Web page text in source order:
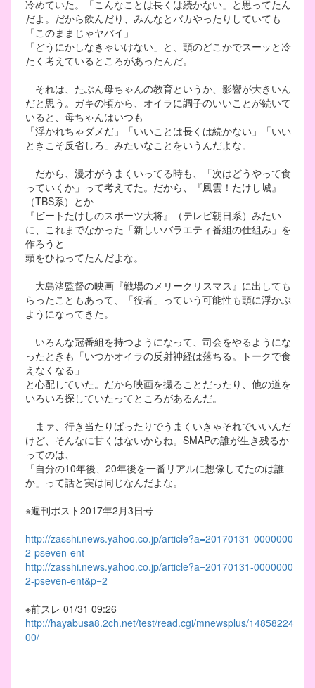
冷めていた。「こんなことは長くは続かない」と思ってたん
だよ。だから飲んだり、みんなとバカやったりしていても
「このままじゃヤバイ」
「どうにかしなきゃいけない」と、頭のどこかでスーッと冷
たく考えているところがあったんだ。
それは、たぶん母ちゃんの教育というか、影響が大きいん
だと思う。ガキの頃から、オイラに調子のいいことが続いて
いると、母ちゃんはいつも
「浮かれちゃダメだ」「いいことは長くは続かない」「いい
ときこそ反省しろ」みたいなことをいうんだよな。
だから、漫才がうまくいってる時も、「次はどうやって食
っていくか」って考えてた。だから、『風雲！たけし城』
（TBS系）とか
『ビートたけしのスポーツ大将』（テレビ朝日系）みたい
に、これまでなかった「新しいバラエティ番組の仕組み」を
作ろうと
頭をひねってたんだよな。
大島渚監督の映画『戦場のメリークリスマス』に出しても
らったこともあって、「役者」っていう可能性も頭に浮かぶ
ようになってきた。
いろんな冠番組を持つようになって、司会をやるようにな
ったときも「いつかオイラの反射神経は落ちる。トークで食
えなくなる」
と心配していた。だから映画を撮ることだったり、他の道を
いろいろ探していたってところがあるんだ。
まァ、行き当たりばったりでうまくいきゃそれでいいんだ
けど、そんなに甘くはないからね。SMAPの誰が生き残るか
ってのは、
「自分の10年後、20年後を一番リアルに想像してたのは誰
か」って話と実は同じなんだよな。
※週刊ポスト2017年2月3日号
http://zasshi.news.yahoo.co.jp/article?a=20170131-0000000
2-pseven-ent
http://zasshi.news.yahoo.co.jp/article?a=20170131-0000000
2-pseven-ent&p=2
※前スレ 01/31 09:26
http://hayabusa8.2ch.net/test/read.cgi/mnewsplus/14858224
00/